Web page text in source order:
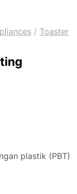
/ Toaster
plastik (PBT)